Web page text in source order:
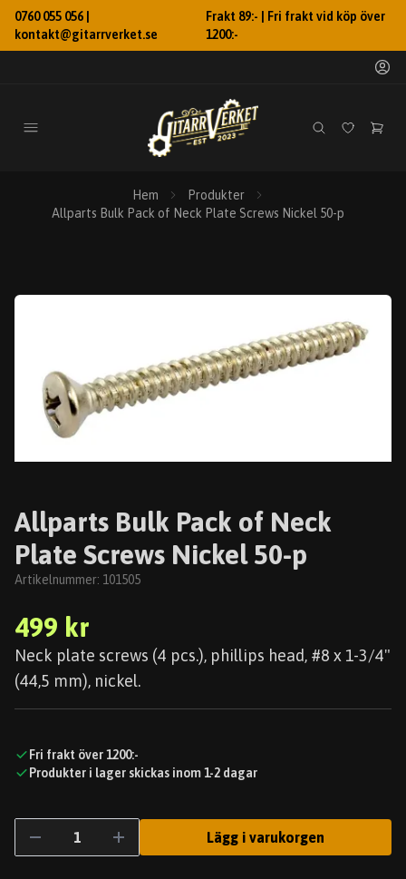
0760 055 056 |
kontakt@gitarrverket.se
Frakt 89:- | Fri frakt vid köp över
1200:-
Hem
Produkter
Allparts Bulk Pack of Neck Plate Screws Nickel 50-p
Allparts Bulk Pack of Neck
Plate Screws Nickel 50-p
Artikelnummer: 101505
499 kr
Neck plate screws (4 pcs.), phillips head, #8 x 1-3/4"
(44,5 mm), nickel.
Fri frakt över 1200:-
Produkter i lager skickas inom 1-2 dagar
Lägg i varukorgen